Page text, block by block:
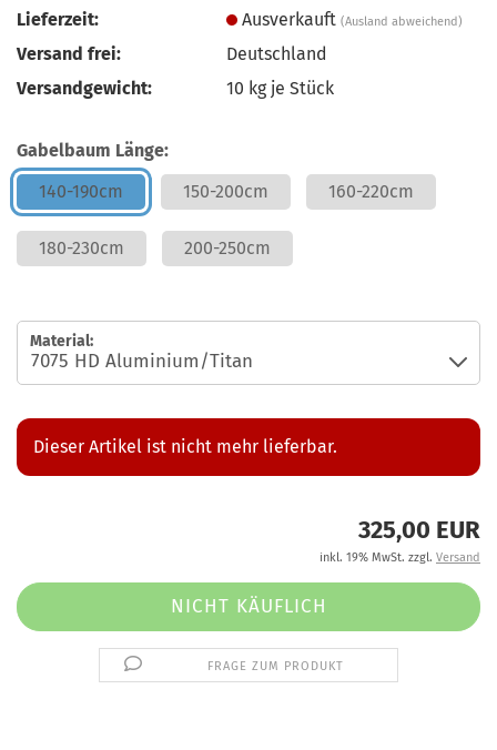
Lieferzeit: Ausverkauft(Ausland abweichend)
Versand frei:
Deutschland
Versandgewicht:
10 kg je Stück
Gabelbaum Länge:
140-190cm
150-200cm 160-220cm
180-230cm 200-250cm
Material:
Dieser Artikel ist nicht mehr lieferbar.
325,00 EUR
inkl. 19% MwSt. zzgl. Versand
FRAGE ZUM PRODUKT